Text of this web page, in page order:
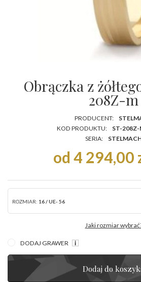
Obrączka z
208Z-m
PRODUCENT:
KOD PRODUKTU:
ST-208Z-
SERIA:
od 4 294,00
ROZMIAR: 16 / UE- 56
Jaki rozmiar
DODAJ GRAWER
Dodaj do